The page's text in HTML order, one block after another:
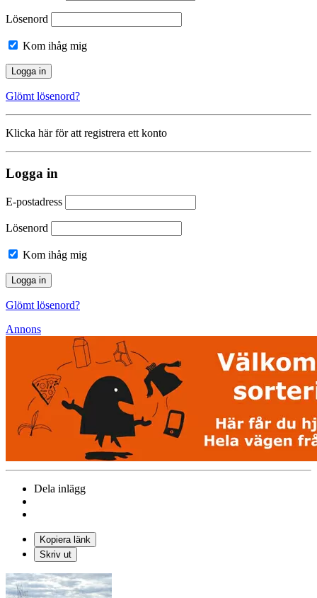
Lösenord
Kom ihåg mig
Glömt lösenord?
Klicka här för att registrera ett konto
Logga in
E-postadress
Lösenord
Kom ihåg mig
Glömt lösenord?
Annons
Dela inlägg
Kopiera länk
Skriv ut